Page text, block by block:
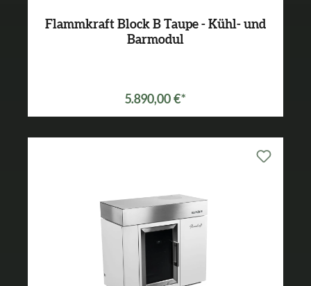
Flammkraft Block B Taupe - Kühl- und
Barmodul
5.890,00 €*